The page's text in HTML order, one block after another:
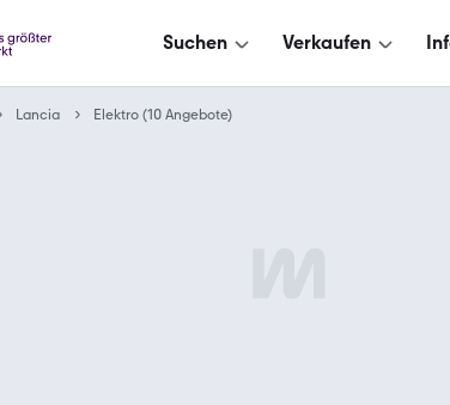
Suchen Verkaufen
Lancia Elektro (10 Angebote)